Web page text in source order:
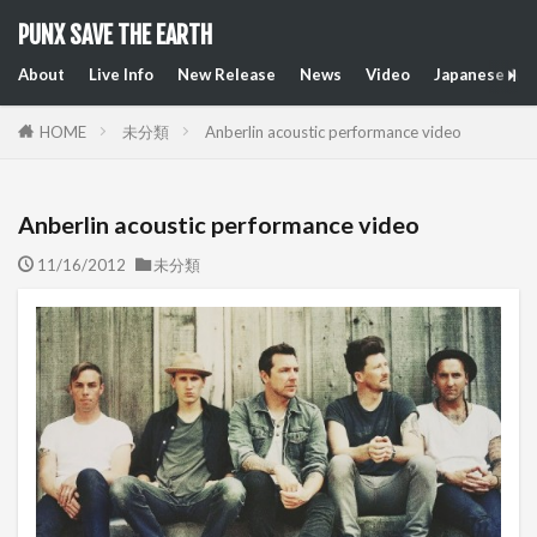
PUNX SAVE THE EARTH
About Live Info New Release News Video Japanese
HOME 未分類 Anberlin acoustic performance video
Anberlin acoustic performance video
11/16/2012 未分類